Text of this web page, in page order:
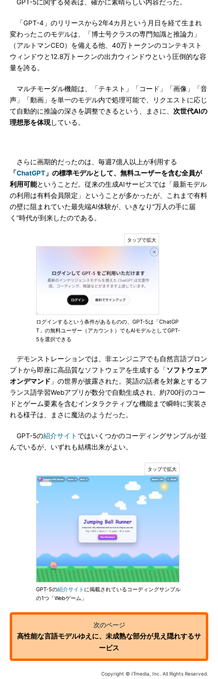
GPT-5に関する発表は、確かに素晴らしい内容だった。
「GPT-4」のリリースから2年4カ月という月日を経て生まれ
変わったこのモデルは、「博士号クラスの専門知識と推論力」
（アルトマンCEO）を備える他、40万トークンのコンテキスト
ウィンドウと12.8万トークンの出力ウィンドウという圧倒的な容
量を誇る。
マルチモーダル機能は、「テキスト」「コード」「画像」「音
声」「動画」を単一のモデル内で処理可能で、リクエストに応じ
て自動的に推論の深さを調整できるという、まさに、 次世代AIの
理想形を体現している。
さらに画期的だったのは、毎週7億人以上が利用する
「ChatGPT 」の標準モデルとして、無料ユーザーを含む全員が
利用可能ということだ。従来の生成AIサービスでは「最新モデル
の利用は有料会員限定」ということが多かったが、これまで有料
の壁に阻まれていた最先端AI体験が、いきなり“万人の手に届
く”時代が到来したのである。
ログインするという条件があるものの、GPT-5は「ChatGP
T」の無料ユーザー（アカウント）でもAIモデルとしてGPT-
5を選択できる
デモンストレーションでは、非エンジニアでも自然言語プロン
プトから即座に高品質なソフトウェアを生成する「ソフトウェア
オンデマンド 」の世界が披露された。英語の話者を対象とするフ
ランス語学習Webアプリが数分で自動生成され、約700行のコー
ドとゲーム要素を含むインタラクティブな機能まで瞬時に実装さ
れる様子は、まさに魔法のようだった。
GPT-5の紹介サイト ではいくつかのコーディングサンプルが並
んでいるが、いずれも結構出来がよい。
GPT-5の紹介サイト に掲載されているコーディングサンプル
の1つ「Webゲーム」
高性能な言語モデルゆえに、未成熟な部分が見え隠れするサ
ービス
Copyright © ITmedia, Inc. All Rights Reserved.